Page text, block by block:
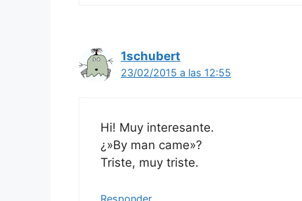
1schubert
23/02/2015 a las 12:55
Hi! Muy interesante.
¿»By man came»?
Triste, muy triste.
Responder